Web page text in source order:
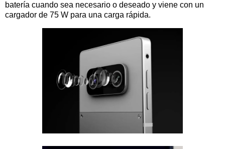
batería cuando sea necesario o deseado y viene con un
cargador de 75 W para una carga rápida.